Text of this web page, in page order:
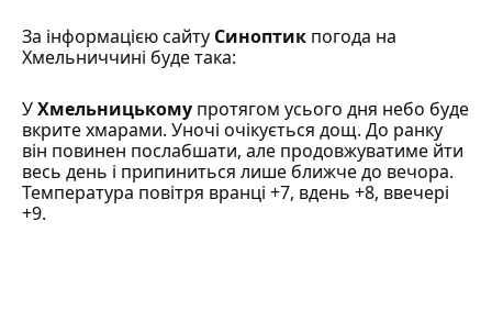
За інформацією сайту Синоптик погода на
Хмельниччині буде така:
УХмельницькому протягом усього дня небо буде
вкрите хмарами. Уночі очікується дощ. До ранку
він повинен послабшати, але продовжуватиме йти
весь день і припиниться лише ближче до вечора.
Температура повітря вранці +7, вдень +8, ввечері
+9.